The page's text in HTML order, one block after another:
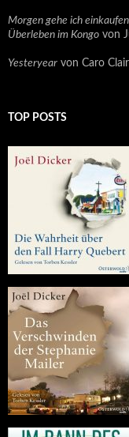
Morgen gehe ich
Überleben im Kongo von
Yesteryear von Caro
TOP POSTS